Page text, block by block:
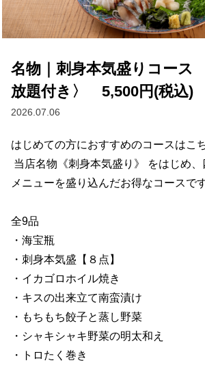
名物｜刺身本気盛りコース
放題付き〉 5,500円(税込)
2026.07.06
はじめての方におすすめのコースはこ
メニューを盛り込んだお得なコースで
全9品
・海宝瓶
・刺身本気盛【８点】
・イカゴロホイル焼き
・キスの出来立て南蛮漬け
・もちもち餃子と蒸し野菜
・シャキシャキ野菜の明太和え
・トロたく巻き